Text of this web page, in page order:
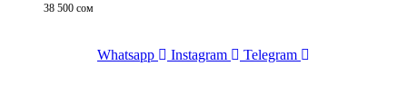
38 500 сом
Whatsapp Instagram Telegram